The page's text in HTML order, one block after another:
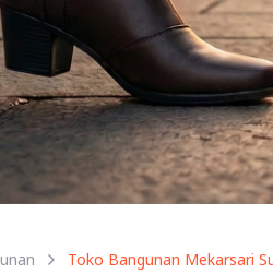
Toko Bangunan Mekarsari